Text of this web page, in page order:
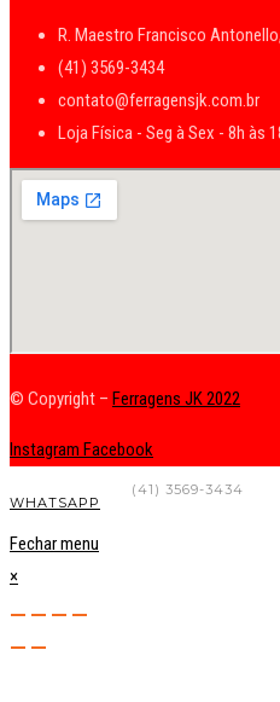
R. Maestro Francisco
(41) 3569-3434
contato@ferragensjk.com.br
Loja Física - Seg à Sex - 8h às
© Copyright – Ferragens JK 2022
Instagram Facebook
(41) 3569-3434
WHATSAPP
Fechar menu
×